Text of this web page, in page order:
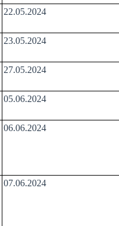
22.05.2024
23.05.2024
27.05.2024
05.06.2024
06.06.2024
07.06.2024